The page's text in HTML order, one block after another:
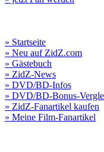
» Startseite
» Neu auf ZidZ.com
» Gästebuch
» ZidZ-News
» DVD/BD-Infos
» DVD/BD-Bonus-
» ZidZ-Fanartikel kaufen
» Meine Film-Fanartikel